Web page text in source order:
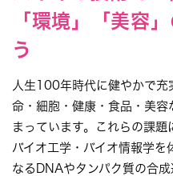
「環境」「美容
う
人生100年時代に健やかで充
命・細胞・健康・食品・美
まっています。これらの課題
バイオ工学・バイオ情報学を
なるDNAやタンパク質の合